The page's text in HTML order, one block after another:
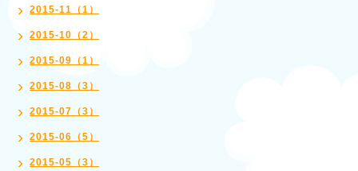
2015-11（1）
2015-10（2）
2015-09（1）
2015-08（3）
2015-07（3）
2015-06（5）
2015-05（3）